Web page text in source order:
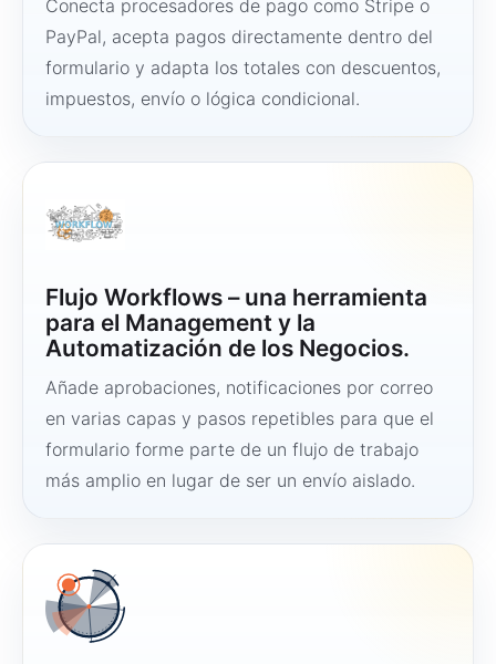
Conecta procesadores de pago como Stripe o
PayPal, acepta pagos directamente dentro del
formulario y adapta los totales con descuentos,
impuestos, envío o lógica condicional.
Flujo Workflows – una herramienta
para el Management y la
Automatización de los Negocios.
Añade aprobaciones, notificaciones por correo
en varias capas y pasos repetibles para que el
formulario forme parte de un flujo de trabajo
más amplio en lugar de ser un envío aislado.